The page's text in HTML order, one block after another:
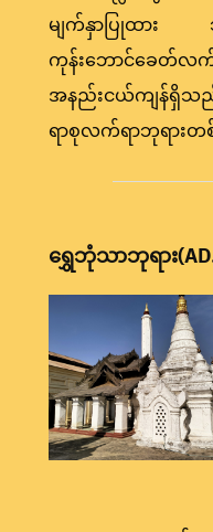
မျက်နှာပြုထာ
ကုန်းဘောင်ခေတ်
အနည်းငယ်ကျန်ရှိ
ရာစုလက်ရာဘုရားတ
ရွှေဘုံသာဘုရား